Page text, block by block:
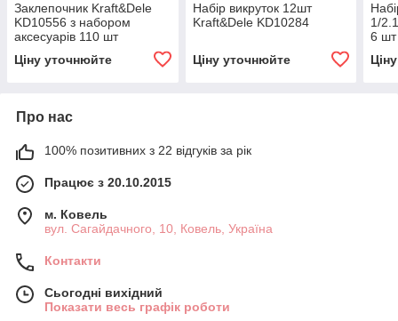
Заклепочник Kraft&Dele
KD10556 з набором
аксесуарів 110 шт
Ціну уточнюйте
Набір викруток 12шт
Kraft&Dele KD10284
Ціну уточнюйте
1/
6 шт
Про нас
100% позитивних з 22 відгуків за рік
Працює з 20.10.2015
м. Ковель
вул. Сагайдачного, 10, Ковель, Україна
Контакти
Сьогодні вихідний
Показати весь графік роботи